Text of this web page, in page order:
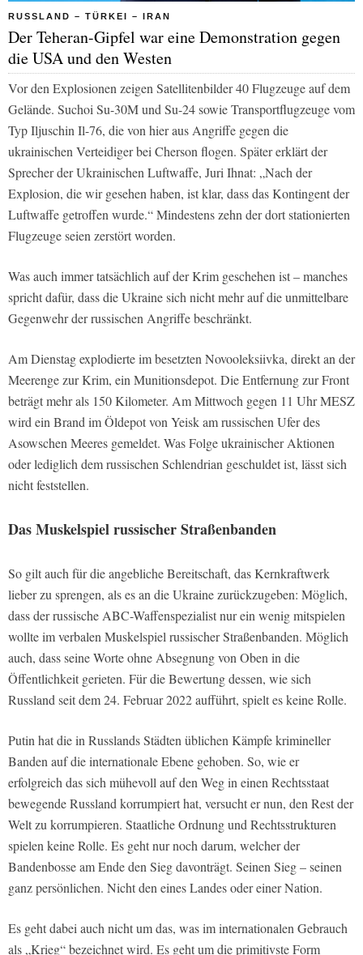
RUSSLAND – TÜRKEI – IRAN
Der Teheran-Gipfel war eine Demonstration gegen
die USA und den Westen
Vor den Explosionen zeigen Satellitenbilder 40 Flugzeuge auf dem
Gelände. Suchoi Su-30M und Su-24 sowie Transportflugzeuge vom
Typ Iljuschin Il-76, die von hier aus Angriffe gegen die
ukrainischen Verteidiger bei Cherson flogen. Später erklärt der
Sprecher der Ukrainischen Luftwaffe, Juri Ihnat: „Nach der
Explosion, die wir gesehen haben, ist klar, dass das Kontingent der
Luftwaffe getroffen wurde.“ Mindestens zehn der dort stationierten
Flugzeuge seien zerstört worden.
Was auch immer tatsächlich auf der Krim geschehen ist – manches
spricht dafür, dass die Ukraine sich nicht mehr auf die unmittelbare
Gegenwehr der russischen Angriffe beschränkt.
Am Dienstag explodierte im besetzten Novooleksiivka, direkt an der
Meerenge zur Krim, ein Munitionsdepot. Die Entfernung zur Front
beträgt mehr als 150 Kilometer. Am Mittwoch gegen 11 Uhr MESZ
wird ein Brand im Öldepot von Yeisk am russischen Ufer des
Asowschen Meeres gemeldet. Was Folge ukrainischer Aktionen
oder lediglich dem russischen Schlendrian geschuldet ist, lässt sich
nicht feststellen.
Das Muskelspiel russischer Straßenbanden
So gilt auch für die angebliche Bereitschaft, das Kernkraftwerk
lieber zu sprengen, als es an die Ukraine zurückzugeben: Möglich,
dass der russische ABC-Waffenspezialist nur ein wenig mitspielen
wollte im verbalen Muskelspiel russischer Straßenbanden. Möglich
auch, dass seine Worte ohne Absegnung von Oben in die
Öffentlichkeit gerieten. Für die Bewertung dessen, wie sich
Russland seit dem 24. Februar 2022 aufführt, spielt es keine Rolle.
Putin hat die in Russlands Städten üblichen Kämpfe krimineller
Banden auf die internationale Ebene gehoben. So, wie er
erfolgreich das sich mühevoll auf den Weg in einen Rechtsstaat
bewegende Russland korrumpiert hat, versucht er nun, den Rest der
Welt zu korrumpieren. Staatliche Ordnung und Rechtsstrukturen
spielen keine Rolle. Es geht nur noch darum, welcher der
Bandenbosse am Ende den Sieg davonträgt. Seinen Sieg – seinen
ganz persönlichen. Nicht den eines Landes oder einer Nation.
Es geht dabei auch nicht um das, was im internationalen Gebrauch
als „Krieg“ bezeichnet wird. Es geht um die primitivste Form